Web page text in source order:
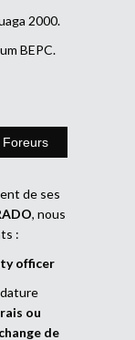
2000.
BEPC.
Foreurs
de ses
, nous
:
officer
ou
de